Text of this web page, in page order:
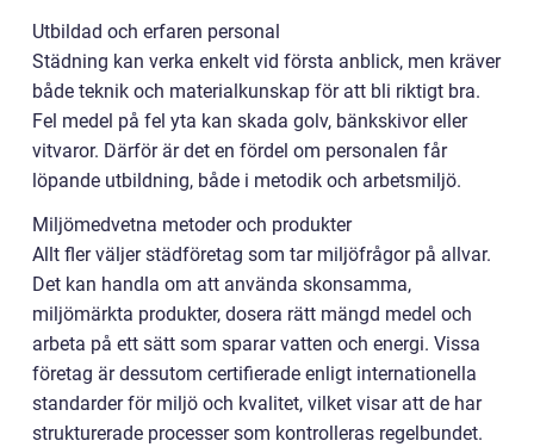
Utbildad och erfaren personal
Städning kan verka enkelt vid första anblick, men kräver
både teknik och materialkunskap för att bli riktigt bra.
Fel medel på fel yta kan skada golv, bänkskivor eller
vitvaror. Därför är det en fördel om personalen får
löpande utbildning, både i metodik och arbetsmiljö.
Miljömedvetna metoder och produkter
Allt fler väljer städföretag som tar miljöfrågor på allvar.
Det kan handla om att använda skonsamma,
miljömärkta produkter, dosera rätt mängd medel och
arbeta på ett sätt som sparar vatten och energi. Vissa
företag är dessutom certifierade enligt internationella
standarder för miljö och kvalitet, vilket visar att de har
strukturerade processer som kontrolleras regelbundet.